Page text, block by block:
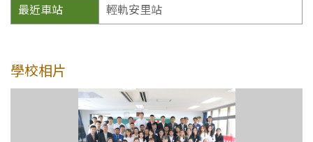
最近車站
輕軌安里站
學校相片